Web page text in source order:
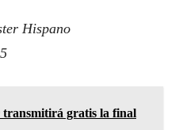
Hispano
transmitirá gratis la final